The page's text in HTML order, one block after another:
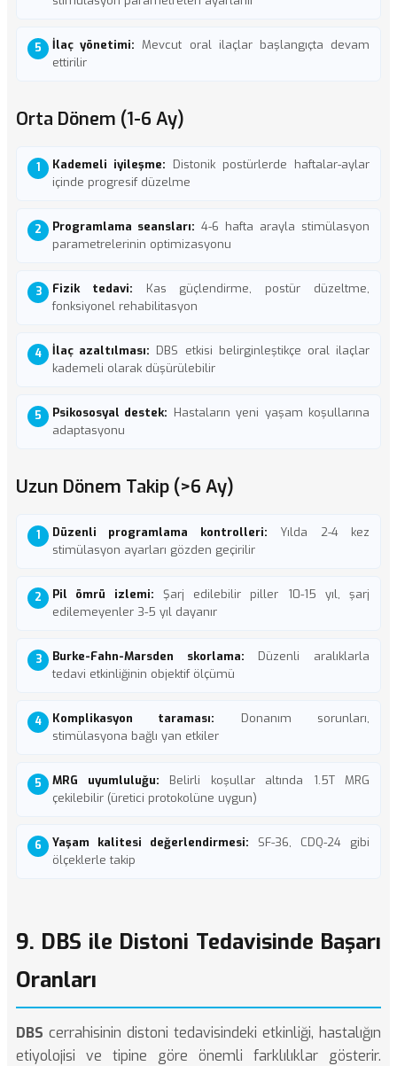
İlaç yönetimi: Mevcut oral ilaçlar başlangıçta devam
ettirilir
Orta Dönem (1-6 Ay)
Kademeli iyileşme: Distonik postürlerde haftalar-aylar
içinde progresif düzelme
Programlama seansları: 4-6 hafta arayla stimülasyon
parametrelerinin optimizasyonu
Fizik tedavi: Kas güçlendirme, postür düzeltme,
fonksiyonel rehabilitasyon
İlaç azaltılması: DBS etkisi belirginleştikçe oral ilaçlar
kademeli olarak düşürülebilir
Psikososyal destek: Hastaların yeni yaşam koşullarına
adaptasyonu
Uzun Dönem Takip (>6 Ay)
Düzenli programlama kontrolleri: Yılda 2-4 kez
stimülasyon ayarları gözden geçirilir
Pil ömrü izlemi: Şarj edilebilir piller 10-15 yıl, şarj
edilemeyenler 3-5 yıl dayanır
Burke-Fahn-Marsden skorlama: Düzenli aralıklarla
tedavi etkinliğinin objektif ölçümü
Komplikasyon taraması: Donanım sorunları,
stimülasyona bağlı yan etkiler
MRG uyumluluğu: Belirli koşullar altında 1.5T MRG
çekilebilir (üretici protokolüne uygun)
Yaşam kalitesi değerlendirmesi: SF-36, CDQ-24 gibi
ölçeklerle takip
9. DBS ile Distoni Tedavisinde Başarı
Oranları
DBS cerrahisinin distoni tedavisindeki etkinliği, hastalığın
etiyolojisi ve tipine göre önemli farklılıklar gösterir.